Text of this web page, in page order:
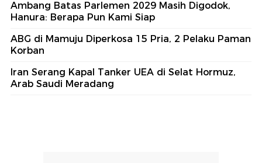
Ambang Batas Parlemen 2029 Masih Digodok,
Hanura: Berapa Pun Kami Siap
ABG di Mamuju Diperkosa 15 Pria, 2 Pelaku Paman
Korban
Iran Serang Kapal Tanker UEA di Selat Hormuz,
Arab Saudi Meradang